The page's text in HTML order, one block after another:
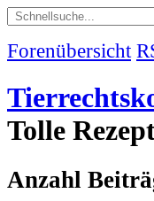
Forenübersicht
Tolle
Anzahl